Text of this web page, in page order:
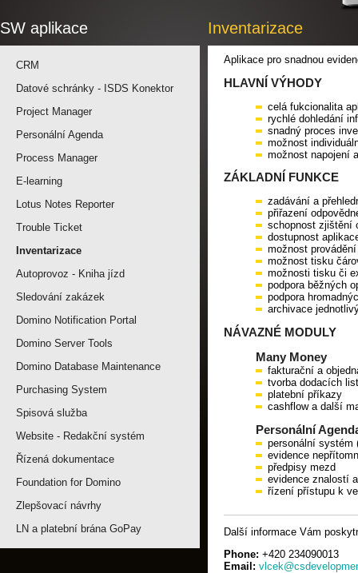
SW aplikace
CRM
Datové schránky - ISDS Konektor
Project Manager
Personální Agenda
Process Manager
E-learning
Lotus Notes Reporter
Trouble Ticket
Inventarizace
Autoprovoz - Kniha jízd
Sledování zakázek
Domino Notification Portal
Domino Server Tools
Domino Database Maintenance
Purchasing System
Spisová služba
Website - Redakční systém
Řízená dokumentace
Foundation for Domino
Zlepšovací návrhy
LN a platební brána GoPay
Inventarizace
Aplikace pro snadnou
HLAVNÍ VÝHODY
celá fukcionalita
rychlé dohledání
snadný proces
možnost
možnost napojení
ZÁKLADNÍ FUNKCE
zadávání a
přiřazení
schopnost zjištění
dostupnost
možnost
možnost tisku
možnosti tisku či
podpora běžných
podpora
archivace
NÁVAZNÉ MODULY
Many Money
fakturační a
tvorba dodacích
platební příkazy
cashflow a další
Personální
personální systém
evidence
předpisy mezd
evidence znalostí
řízení přístupu k
Další informace Vám
Phone: +420 234090013
Email: